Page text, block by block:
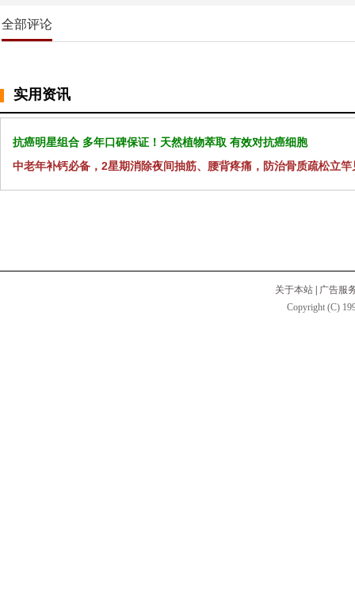
全部评论
实用资讯
抗癌明星组合 多年口碑保证！天然植物萃取 有效对抗癌细胞
中老年补钙必备，2星期消除夜间抽筋、腰背疼痛，防治骨质疏松立竿
关于本站
广告服
Copyright (C)